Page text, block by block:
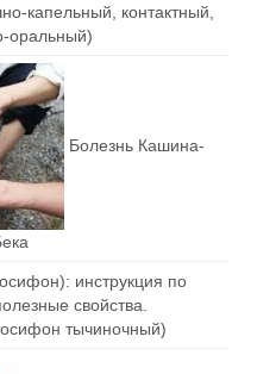
капельный, контактный,
оральный)
Болезнь Кашина-
тычиночный)